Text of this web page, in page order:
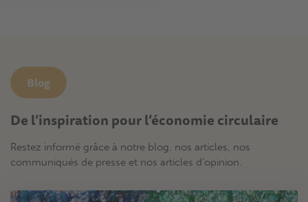
Blog
De l’inspiration pour l’économie circulaire
Restez informé grâce à notre blog, nos articles, nos
communiqués de presse et nos articles d’opinion.